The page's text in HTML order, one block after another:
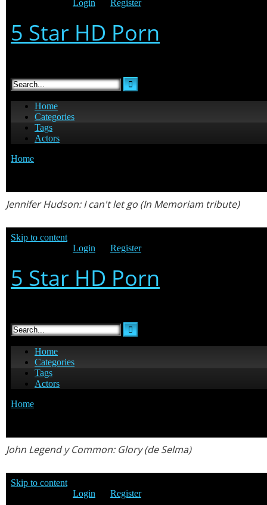
Jennifer Hudson: I can't let go (In Memoriam tribute)
John LegendyCommon: Glory(deSelma)